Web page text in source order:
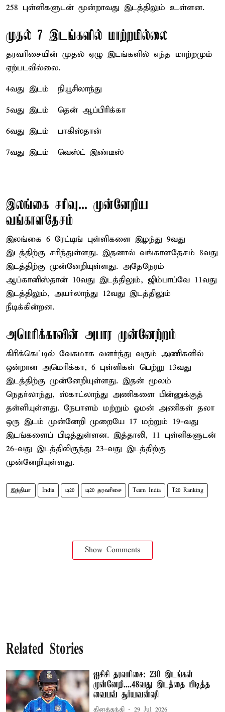
258 புள்ளிகளுடன் மூன்றாவது இடத்திலும் உள்ளன.
முதல் 7 இடங்களில் மாற்றமில்லை
தரவரிசையின் முதல் ஏழு இடங்களில் எந்த மாற்றமும்
ஏற்படவில்லை.
4வது இடம் – நியூசிலாந்து
5வது இடம் – தென் ஆப்பிரிக்கா
6வது இடம் – பாகிஸ்தான்
7வது இடம் – வெஸ்ட் இண்டீஸ்
இலங்கை சரிவு... முன்னேறிய
வங்காளதேசம்
இலங்கை 6 ரேட்டிங் புள்ளிகளை இழந்து 9வது
இடத்திற்கு சரிந்துள்ளது. இதனால் வங்காளதேசம் 8வது
இடத்திற்கு முன்னேறியுள்ளது. அதேநேரம்
ஆப்கானிஸ்தான் 10வது இடத்திலும், ஜிம்பாப்வே 11வது
இடத்திலும், அயர்லாந்து 12வது இடத்திலும்
நீடிக்கின்றன.
அமெரிக்காவின் அபார முன்னேற்றம்
கிரிக்கெட்டில் வேகமாக வளர்ந்து வரும் அணிகளில்
ஒன்றான அமெரிக்கா, 6 புள்ளிகள் பெற்று 13வது
இடத்திற்கு முன்னேறியுள்ளது. இதன் மூலம்
நெதர்லாந்து, ஸ்காட்லாந்து அணிகளை பின்னுக்குத்
தள்ளியுள்ளது. நேபாளம் மற்றும் ஓமன் அணிகள் தலா
ஒரு இடம் முன்னேறி முறையே 17 மற்றும் 19-வது
இடங்களைப் பிடித்துள்ளன. இத்தாலி, 11 புள்ளிகளுடன்
26-வது இடத்திலிருந்து 23-வது இடத்திற்கு
முன்னேறியுள்ளது.
இந்தியா India டி20 டி20 தரவரிசை Team India T20 Ranking
Show Comments
Related Stories
ஐசிசி தரவரிசை: 230 இடங்கள்
முன்னேறி....48வது இடத்தை பிடித்த
வைபவ் சூர்யவன்ஷி
தினத்தந்தி 29 Jul 2026